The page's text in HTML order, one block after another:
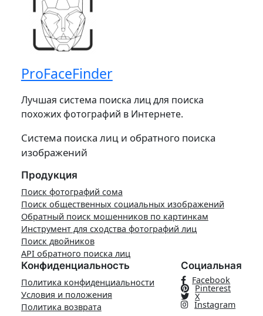
ProFaceFinder
Лучшая система поиска лиц для поиска
похожих фотографий в Интернете.
Система поиска лиц и обратного поиска
изображений
Продукция
Поиск фотографий сома
Поиск общественных социальных изображений
Обратный поиск мошенников по картинкам
Инструмент для сходства фотографий лиц
Поиск двойников
API обратного поиска лиц
Конфиденциальность
Политика конфиденциальности
Условия и положения
Политика возврата
Социальная
Facebook
Pinterest
X
Instagram